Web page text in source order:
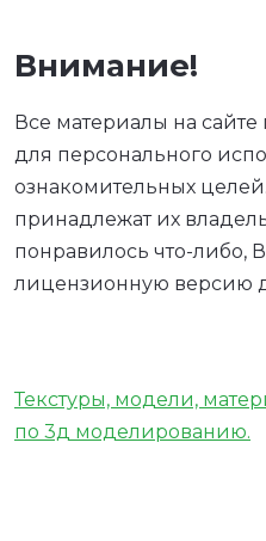
Внимание!
Все материалы на
для персонального
ознакомительных
принадлежат их
понравилось что-либо,
лицензионную версию
Текстуры, модели,
по 3д моделированию.